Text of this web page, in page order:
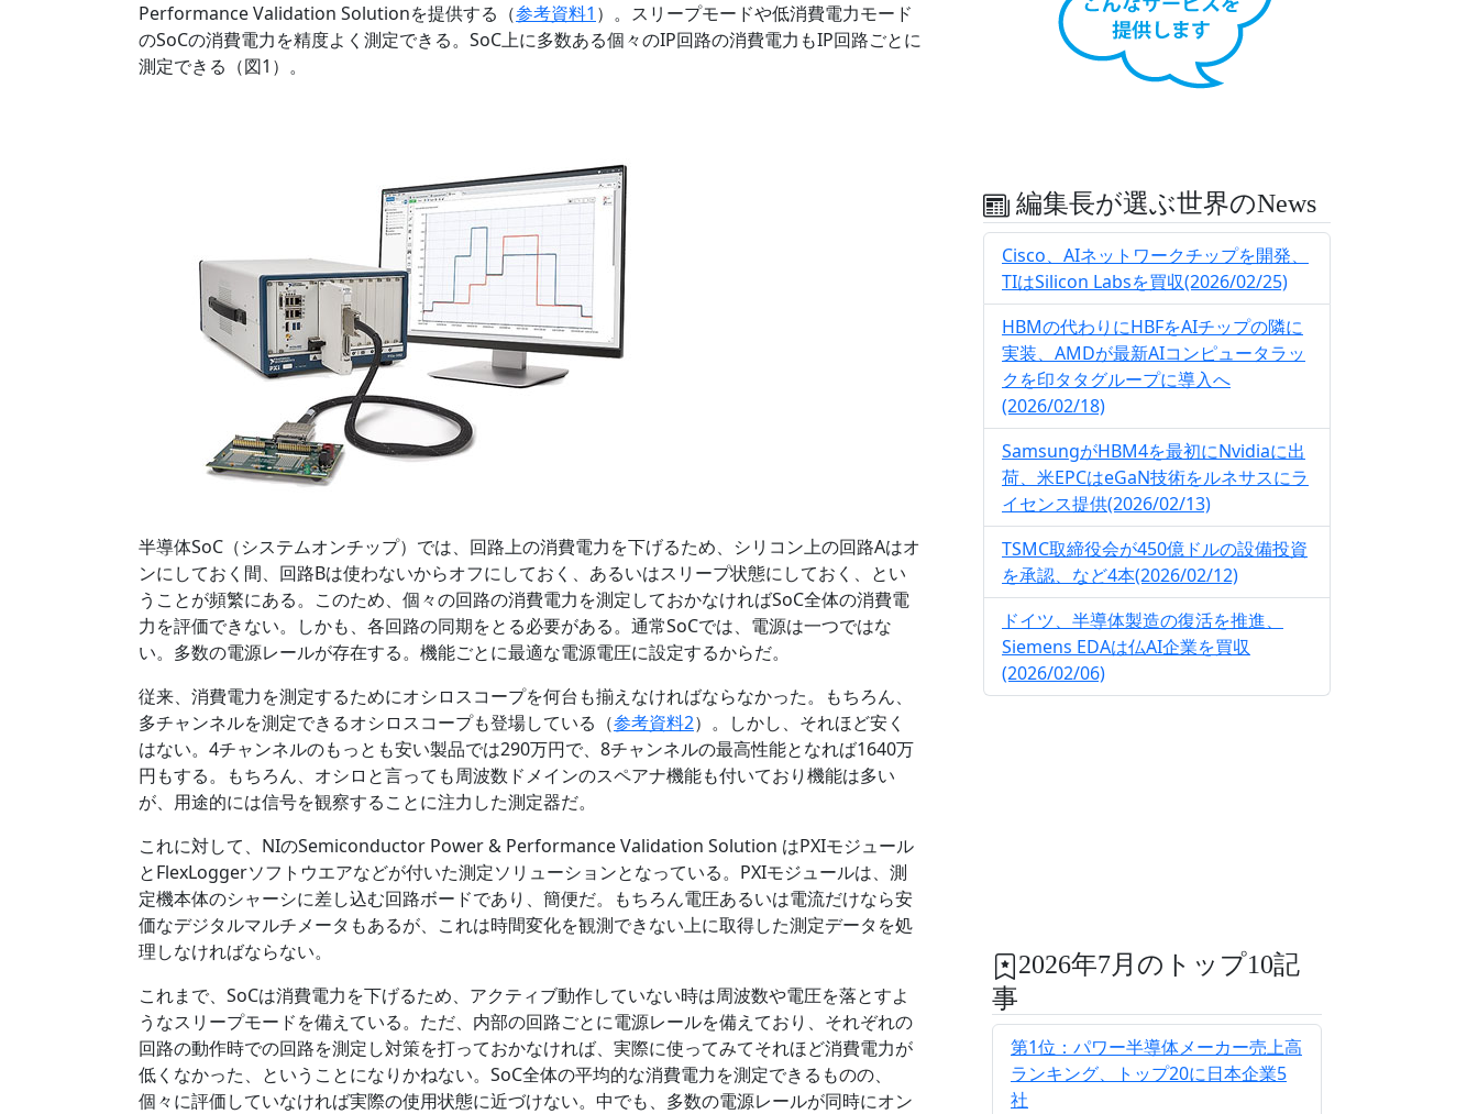
Performance Validation Solutionを提供する（参考資料1 ）。スリープモードや低消費電力モード
のSoCの消費電力を精度よく測定できる。SoC上に多数ある個々のIP回路の消費電力もIP回路ごとに
測定できる（図1）。
半導体SoC（システムオンチップ）では、回路上の消費電力を下げるため、シリコン上の回路Aはオ
ンにしておく間、回路Bは使わないからオフにしておく、あるいはスリープ状態にしておく、とい
うことが頻繁にある。このため、個々の回路の消費電力を測定しておかなければSoC全体の消費電
力を評価できない。しかも、各回路の同期をとる必要がある。通常SoCでは、電源は一つではな
い。多数の電源レールが存在する。機能ごとに最適な電源電圧に設定するからだ。
従来、消費電力を測定するためにオシロスコープを何台も揃えなければならなかった。もちろん、
多チャンネルを測定できるオシロスコープも登場している（参考資料2）。しかし、それほど安く
はない。4チャンネルのもっとも安い製品では290万円で、8チャンネルの最高性能となれば1640万
円もする。もちろん、オシロと言っても周波数ドメインのスペアナ機能も付いており機能は多い
が、用途的には信号を観察することに注力した測定器だ。
これに対して、NIのSemiconductor Power & Performance Validation Solution はPXIモジュール
とFlexLoggerソフトウエアなどが付いた測定ソリューションとなっている。PXIモジュールは、測
定機本体のシャーシに差し込む回路ボードであり、簡便だ。もちろん電圧あるいは電流だけなら安
価なデジタルマルチメータもあるが、これは時間変化を観測できない上に取得した測定データを処
理しなければならない。
これまで、SoCは消費電力を下げるため、アクティブ動作していない時は周波数や電圧を落とすよ
うなスリープモードを備えている。ただ、内部の回路ごとに電源レールを備えており、それぞれの
回路の動作時での回路を測定し対策を打っておかなければ、実際に使ってみてそれほど消費電力が
低くなかった、ということになりかねない。SoC全体の平均的な消費電力を測定できるものの、
個々に評価していなければ実際の使用状態に近づけない。中でも、多数の電源レールが同時にオン
編集長が選ぶ世界のNews
Cisco、AIネットワークチップを開発、
TIはSilicon Labsを買収(2026/02/25)
HBMの代わりにHBFをAIチップの隣に
実装、AMDが最新AIコンピュータラッ
クを印タタグループに導入へ
(2026/02/18)
SamsungがHBM4を最初にNvidiaに出
荷、米EPCはeGaN技術をルネサスにラ
イセンス提供(2026/02/13)
TSMC取締役会が450億ドルの設備投資
を承認、など4本(2026/02/12)
ドイツ、半導体製造の復活を推進、
Siemens EDAは仏AI企業を買収
(2026/02/06)
2026年7月のトップ10記
事
第1位：パワー半導体メーカー売上高
ランキング、トップ20に日本企業5
社